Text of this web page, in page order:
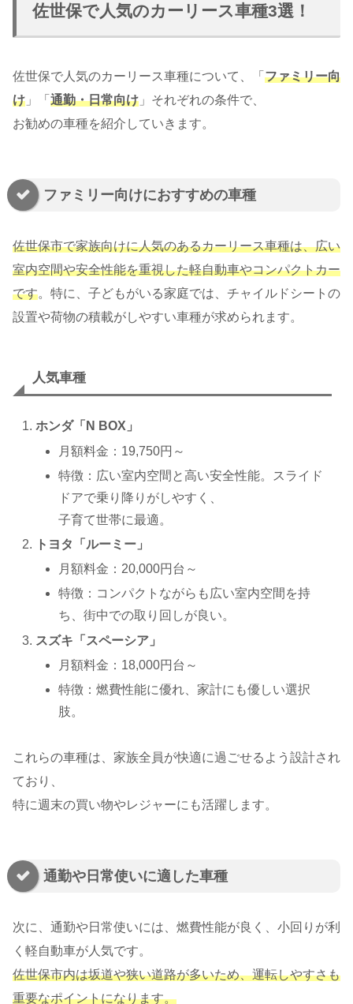
佐世保で人気のカーリース車種3選！
佐世保で人気のカーリース車種について、「 ファミリー向
け 」「 通勤・日常向け 」それぞれの条件で、
お勧めの車種を紹介していきます。
ファミリー向けにおすすめの車種
佐世保市で家族向けに人気のあるカーリース車種は、広い
室内空間や安全性能を重視した軽自動車やコンパクトカー
です。特に、子どもがいる家庭では、チャイルドシートの
設置や荷物の積載がしやすい車種が求められます。
人気車種
ホンダ「N BOX」
月額料金：19,750円～
特徴：広い室内空間と高い安全性能。スライド
ドアで乗り降りがしやすく、
子育て世帯に最適。
トヨタ「ルーミー」
月額料金：20,000円台～
特徴：コンパクトながらも広い室内空間を持
ち、街中での取り回しが良い。
スズキ「スペーシア」
月額料金：18,000円台～
特徴：燃費性能に優れ、家計にも優しい選択
肢。
これらの車種は、家族全員が快適に過ごせるよう設計され
ており、
特に週末の買い物やレジャーにも活躍します。
通勤や日常使いに適した車種
次に、通勤や日常使いには、燃費性能が良く、小回りが利
く軽自動車が人気です。
佐世保市内は坂道や狭い道路が多いため、運転しやすさも
重要なポイントになります。